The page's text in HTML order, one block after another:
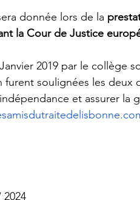
donnée lors de la
la Cour de Justice
2019 par le collège
furent soulignées les deux
et assurer la
2024